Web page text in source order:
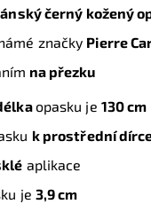
černý kožený
značky Pierre
na přezku
opasku je 130 cm
k prostřední
aplikace
je 3,9 cm